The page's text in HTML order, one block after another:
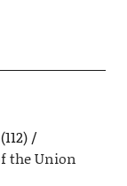
(112)
the Union